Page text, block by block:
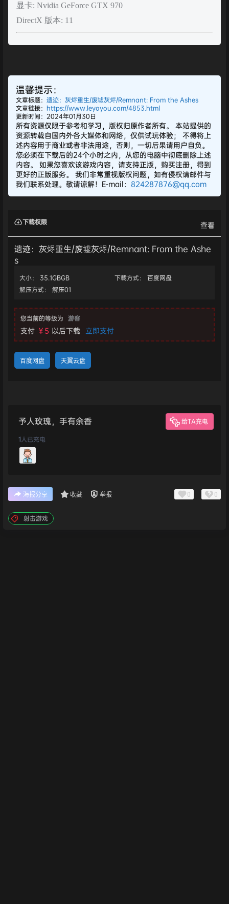
显卡: Nvidia GeForce GTX 970
DirectX 版本: 11
温馨提示：
文章标题： 遗迹：灰烬重生/废墟灰烬/Remnant: From the Ashes
文章链接： https://www.leyayou.com/4853.html
更新时间：2024年01月30日
所有资源仅限于参考和学习，版权归原作者所有。 本站提供的
资源转载自国内外各大媒体和网络，仅供试玩体验； 不得将上
述内容用于商业或者非法用途，否则，一切后果请用户自负。
您必须在下载后的24个小时之内，从您的电脑中彻底删除上述
内容。 如果您喜欢该游戏内容，请支持正版，购买注册，得到
更好的正版服务。 我们非常重视版权问题，如有侵权请邮件与
我们联系处理。敬请谅解！E-mail： 824287876@qq.com
下载权限 查看
遗迹：灰烬重生/废墟灰烬/Remnant: From the Ashe
s
大小： 35.1GBGB 下载方式：
百度网盘
解压方式：
解压01
您当前的等级为 游客
支付 ￥5 以后下载 立即支付
百度网盘 天翼云盘
予人玫瑰，手有余香 给TA充电
1人已充电
海报分享 收藏 举报 0 0
射击游戏